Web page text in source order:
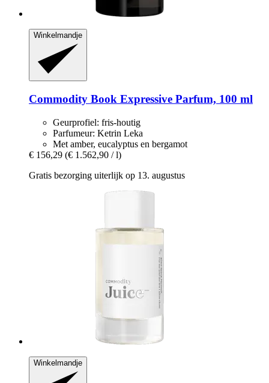
Winkelmandje
Commodity Book Expressive Parfum, 100 ml
Geurprofiel: fris-houtig
Parfumeur: Ketrin Leka
Met amber, eucalyptus en bergamot
€ 156,29 (€ 1.562,90 / l)
Gratis bezorging uiterlijk op 13. augustus
Winkelmandje